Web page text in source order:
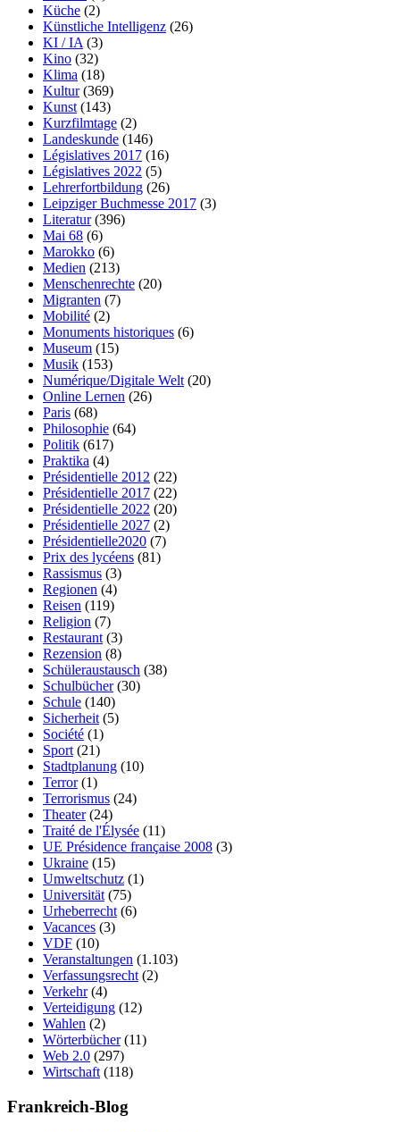
Küche (2)
Künstliche Intelligenz (26)
KI / IA (3)
Kino (32)
Klima (18)
Kultur(369)
Kunst (143)
Kurzfilmtage (2)
Landeskunde (146)
Législatives 2017 (16)
Législatives 2022 (5)
Lehrerfortbildung (26)
Leipziger Buchmesse 2017 (3)
Literatur(396)
Mai 68 (6)
Marokko (6)
Medien (213)
Menschenrechte (20)
Migranten (7)
Mobilité (2)
Monuments historiques (6)
Museum (15)
Musik (153)
Numérique/Digitale Welt (20)
Online Lernen (26)
Paris (68)
Philosophie (64)
Politik (617)
Praktika (4)
Présidentielle 2012 (22)
Présidentielle 2017 (22)
Présidentielle 2022 (20)
Présidentielle 2027 (2)
Présidentielle2020 (7)
Prix des lycéens (81)
Rassismus (3)
Regionen (4)
Reisen (119)
Religion (7)
Restaurant (3)
Rezension (8)
Schüleraustausch (38)
Schulbücher(30)
Schule (140)
Sicherheit (5)
Société (1)
Sport (21)
Stadtplanung (10)
Terror(1)
Terrorismus (24)
Theater(24)
Traité de l'Élysée (11)
UE Présidence française 2008 (3)
Ukraine (15)
Umweltschutz (1)
Universität (75)
Urheberrecht (6)
Vacances (3)
VDF (10)
Veranstaltungen (1.103)
Verfassungsrecht (2)
Verkehr(4)
Verteidigung (12)
Wahlen (2)
Wörterbücher(11)
Web 2.0 (297)
Wirtschaft (118)
Frankreich-Blog